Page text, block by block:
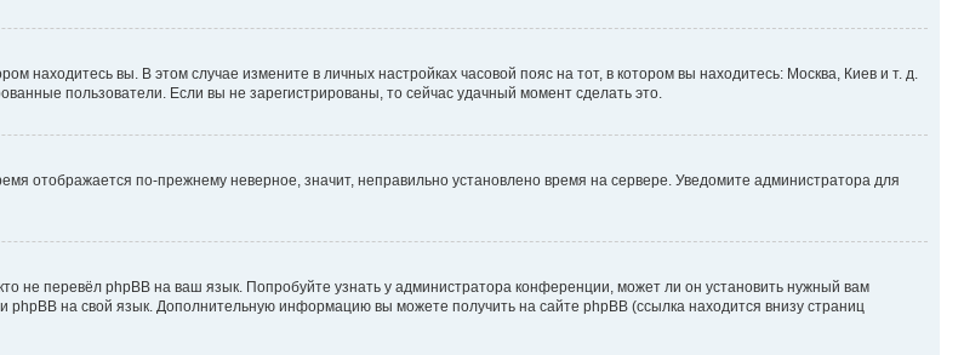
находитесь вы. В этом случае измените в личных настройках часовой пояс на тот, в котором вы находитесь: Москва, Киев и т. д.
пользователи. Если вы не зарегистрированы, то сейчас удачный момент сделать это.
отображается по-прежнему неверное, значит, неправильно установлено время на сервере. Уведомите администратора для
не перевёл phpBB на ваш язык. Попробуйте узнать у администратора конференции, может ли он установить нужный вам
phpBB на свой язык. Дополнительную информацию вы можете получить на сайте phpBB (ссылка находится внизу страниц